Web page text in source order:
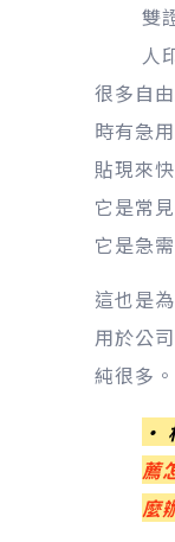
雙
人
很多自
時有急
貼現來
它是常
它是急
這也是
用於公
純很多。
•
薦
麼